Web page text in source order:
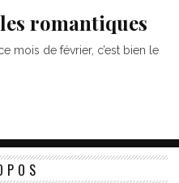
romantiques
mois de février, c’est bien le